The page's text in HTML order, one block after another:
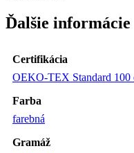
Ďalšie informácie
Certifikácia
OEKO-TEX Standard 100
Farba
farebná
Gramáž